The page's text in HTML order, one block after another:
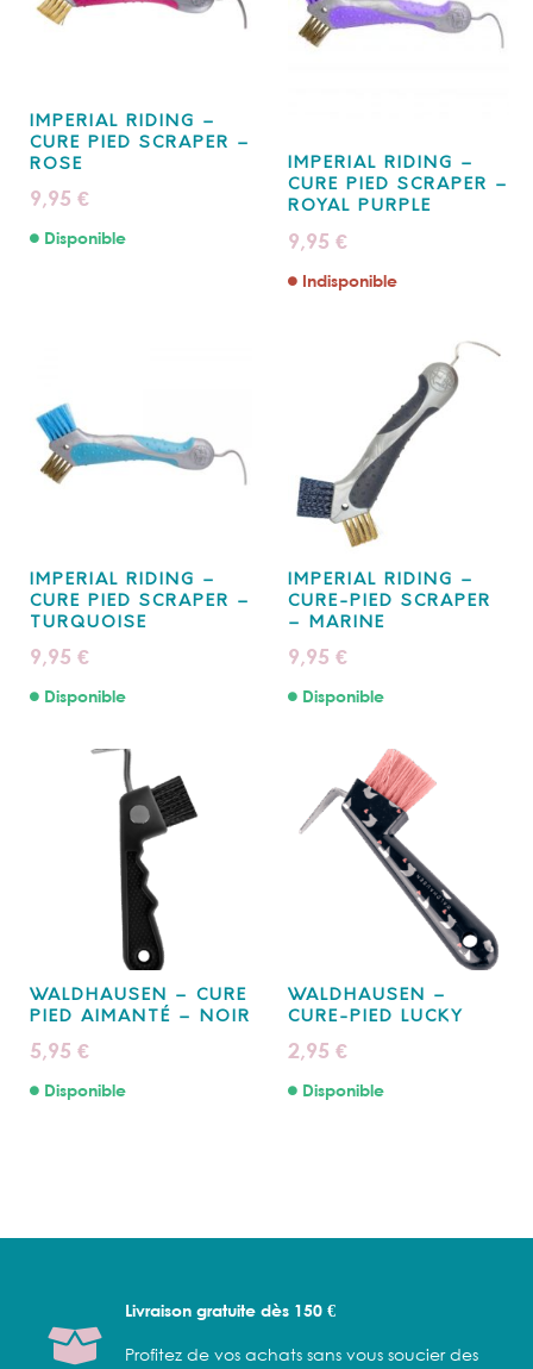
IMPERIAL RIDING –
CURE PIED SCRAPER –
ROSE
9,95 €
Disponible
IMPERIAL RIDING –
CURE PIED SCRAPER –
ROYAL PURPLE
9,95 €
Indisponible
IMPERIAL RIDING –
CURE PIED SCRAPER –
TURQUOISE
9,95 €
Disponible
IMPERIAL RIDING –
CURE-PIED SCRAPER
– MARINE
9,95 €
Disponible
WALDHAUSEN – CURE
PIED AIMANTÉ – NOIR
5,95 €
Disponible
WALDHAUSEN –
CURE-PIED LUCKY
2,95 €
Disponible
Livraison gratuite dès 150 €
Profitez de vos achats sans vous soucier des